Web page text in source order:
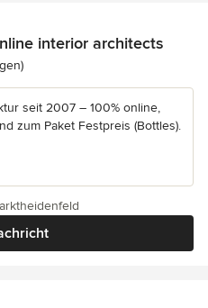
interior architects
von 5 Sternen
seit 2007 – 100% online,
zum Paket Festpreis (Bottles).